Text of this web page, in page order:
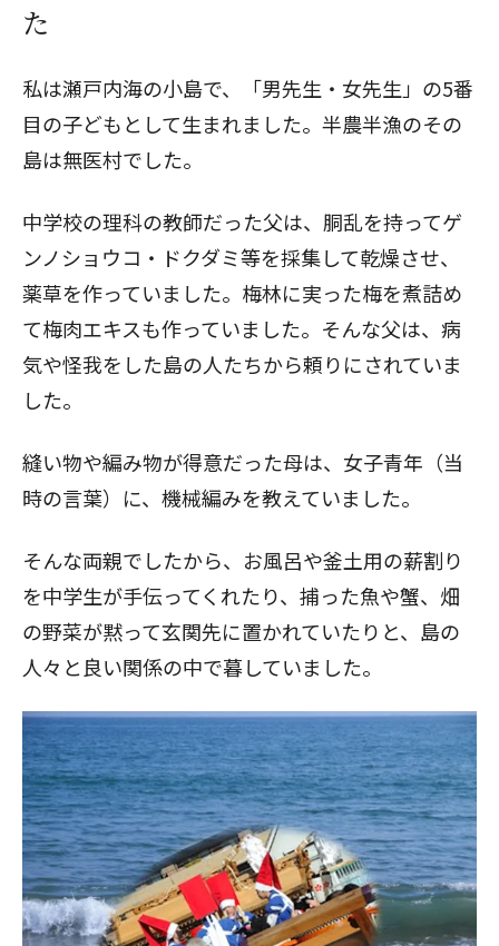
た
私は瀬戸内海の小島で、「男先生・女先生」の5番
目の子どもとして生まれました。半農半漁のその
島は無医村でした。
中学校の理科の教師だった父は、胴乱を持ってゲ
ンノショウコ・ドクダミ等を採集して乾燥させ、
薬草を作っていました。梅林に実った梅を煮詰め
て梅肉エキスも作っていました。そんな父は、病
気や怪我をした島の人たちから頼りにされていま
した。
縫い物や編み物が得意だった母は、女子青年（当
時の言葉）に、機械編みを教えていました。
そんな両親でしたから、お風呂や釜土用の薪割り
を中学生が手伝ってくれたり、捕った魚や蟹、畑
の野菜が黙って玄関先に置かれていたりと、島の
人々と良い関係の中で暮していました。